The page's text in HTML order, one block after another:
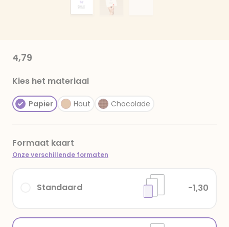
4,79
Kies het materiaal
Papier Hout Chocolade
Formaat kaart
Onze verschillende formaten
Standaard -1,30